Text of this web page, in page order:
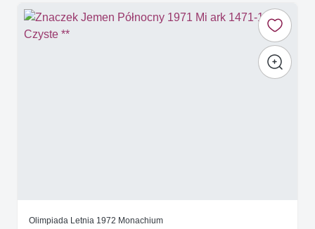
Olimpiada Letnia 1972 Monachium